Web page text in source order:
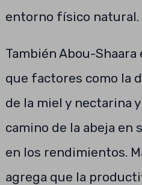
entorno físico natural.
También Abou-Shaara
que factores como la
de la miel y nectarina
camino de la abeja en
en los rendimientos.
agrega que la